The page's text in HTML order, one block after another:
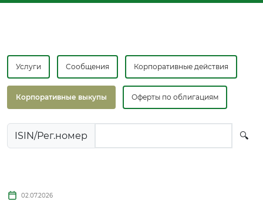
Услуги Сообщения Корпоративные действия
Корпоративные выкупы Оферты по облигациям
ISIN/Рег.номер 🔍
02.07.2026